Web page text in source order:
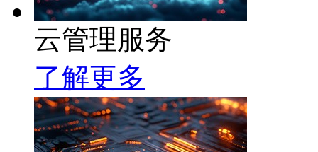
云管理服务
了解更多